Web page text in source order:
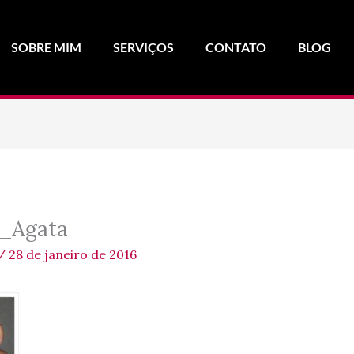
SOBRE MIM SERVIÇOS CONTATO BLOG
/ 28 de janeiro de 2016